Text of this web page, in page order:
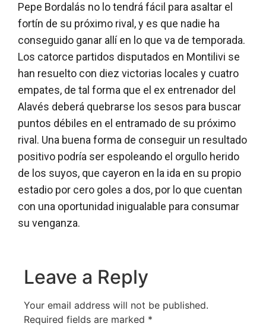
Pepe Bordalás no lo tendrá fácil para asaltar el
fortín de su próximo rival, y es que nadie ha
conseguido ganar allí en lo que va de temporada.
Los catorce partidos disputados en Montilivi se
han resuelto con diez victorias locales y cuatro
empates, de tal forma que el ex entrenador del
Alavés deberá quebrarse los sesos para buscar
puntos débiles en el entramado de su próximo
rival. Una buena forma de conseguir un resultado
positivo podría ser espoleando el orgullo herido
de los suyos, que cayeron en la ida en su propio
estadio por cero goles a dos, por lo que cuentan
con una oportunidad inigualable para consumar
su venganza.
Leave a Reply
Your email address will not be published.
Required fields are marked *